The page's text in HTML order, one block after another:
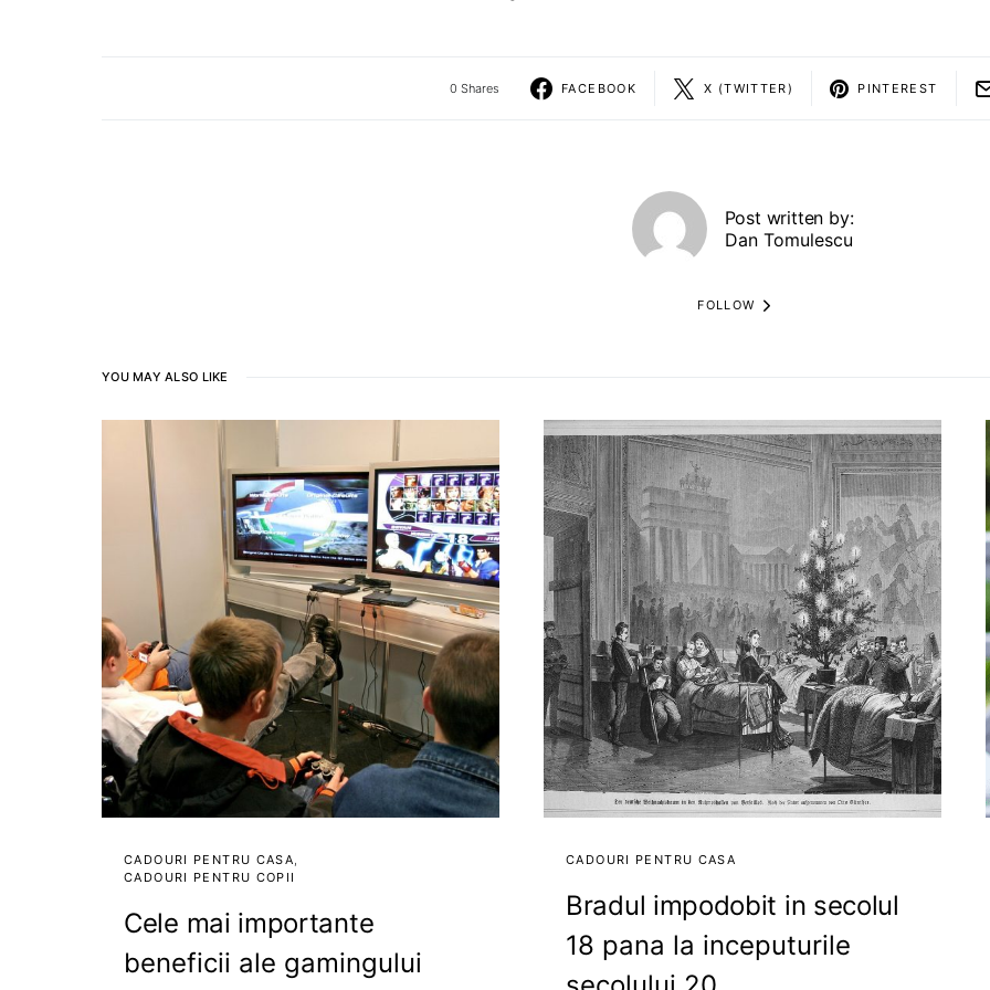
0 Shares FACEBOOK X (TWITTER) PINTEREST
Post written by:
Dan Tomulescu
FOLLOW
YOU MAY ALSO LIKE
CADOURI PENTRU CASA
CADOURI PENTRU COPII
Cele mai importante
beneficii ale gamingului
CADOURI PENTRU CASA
Bradul impodobit in secolul
18 pana la inceputurile